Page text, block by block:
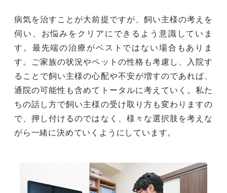
病気を治すことが大前提ですが、飼い主様の考えを
伺い、お悩みをクリアにできるよう意識していま
す。最先端の治療がベストではない場合もありま
す。ご家族の状況やペットの性格も考慮し、入院す
ることで飼い主様の心配や不安が増すのであれば、
通院の可能性も含めてトータルに考えていく。私た
ちの話し方で飼い主様の受け取り方も変わりますの
で、押し付けるのではなく、様々な選択肢を考えな
がら一緒に決めていくようにしています。